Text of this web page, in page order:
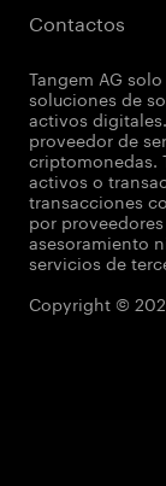
Contactos
Tangem AG
soluciones de
activos
proveedor de
criptomonedas.
activos o
transacciones
por
asesoramiento
servicios de